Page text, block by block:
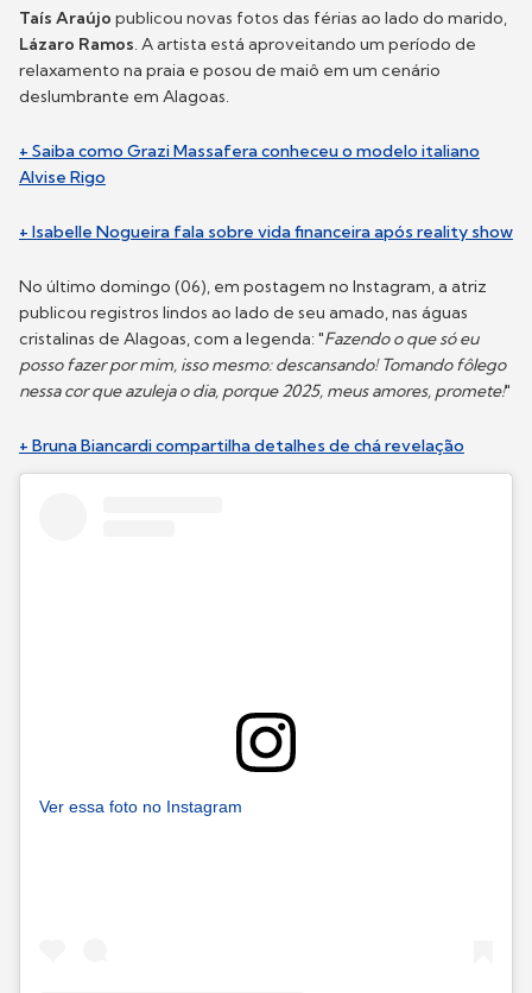
Taís Araújo publicou novas fotos das férias ao lado do marido,
Lázaro Ramos. A artista está aproveitando um período de
relaxamento na praia e posou de maiô em um cenário
deslumbrante em Alagoas.
+ Saiba como Grazi Massafera conheceu o modelo italiano
Alvise Rigo
+ Isabelle Nogueira fala sobre vida financeira após reality show
No último domingo (06), em postagem no Instagram, a atriz
publicou registros lindos ao lado de seu amado, nas águas
cristalinas de Alagoas, com a legenda: "Fazendo o que só eu
posso fazer por mim, isso mesmo: descansando! Tomando fôlego
nessa cor que azuleja o dia, porque 2025, meus amores, promete!"
+ Bruna Biancardi compartilha detalhes de chá revelação
Ver essa foto no Instagram